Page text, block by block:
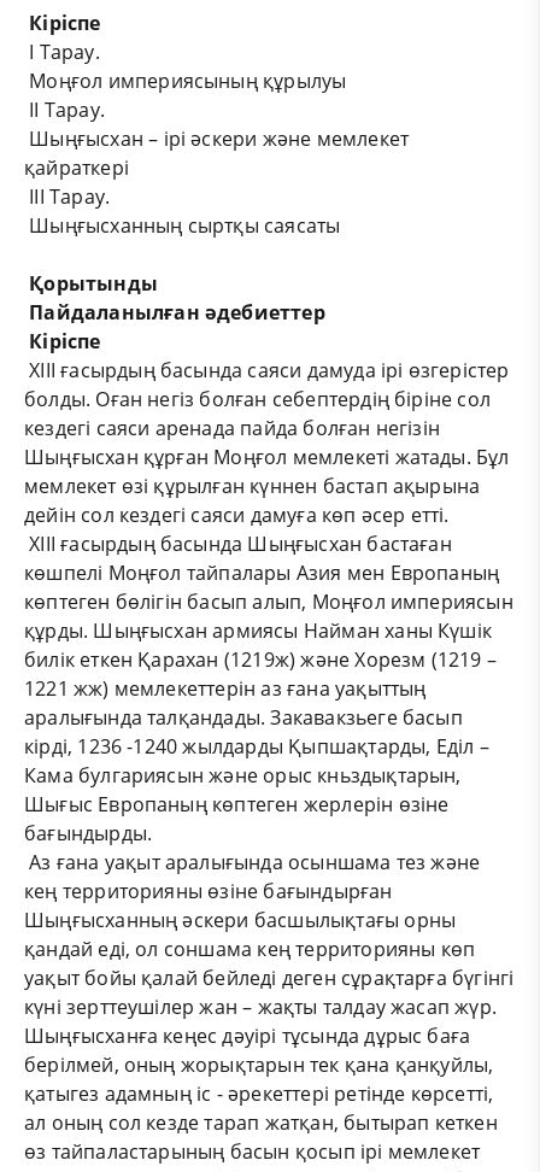
Кіріспе
І Тарау.
Моңғол империясының құрылуы
ІІ Тарау.
Шыңғысхан – ірі әскери және мемлекет
қайраткері
ІІІ Тарау.
Шыңғысханның сыртқы саясаты
Қорытынды
Пайдаланылған әдебиеттер
Кіріспе
ХІІІ ғасырдың басында саяси дамуда ірі өзгерістер
болды. Оған негіз болған себептердің біріне сол
кездегі саяси аренада пайда болған негізін
Шыңғысхан құрған Моңғол мемлекеті жатады. Бұл
мемлекет өзі құрылған күннен бастап ақырына
дейін сол кездегі саяси дамуға көп әсер етті.
ХІІІ ғасырдың басында Шыңғысхан бастаған
көшпелі Моңғол тайпалары Азия мен Европаның
көптеген бөлігін басып алып, Моңғол империясын
құрды. Шыңғысхан армиясы Найман ханы Күшік
билік еткен Қарахан (1219ж) және Хорезм (1219 –
1221 жж) мемлекеттерін аз ғана уақыттың
аралығында талқандады. Закавакзьеге басып
кірді, 1236 -1240 жылдарды Қыпшақтарды, Еділ –
Кама булгариясын және орыс кньздықтарын,
Шығыс Европаның көптеген жерлерін өзіне
бағындырды.
Аз ғана уақыт аралығында осыншама тез және
кең территорияны өзіне бағындырған
Шыңғысханның әскери басшылықтағы орны
қандай еді, ол соншама кең территорияны көп
уақыт бойы қалай бейледі деген сұрақтарға бүгінгі
күні зерттеушілер жан – жақты талдау жасап жүр.
Шыңғысханға кеңес дәуірі тұсында дұрыс баға
берілмей, оның жорықтарын тек қана қанқуйлы,
қатыгез адамның іс - әрекеттері ретінде көрсетті,
ал оның сол кезде тарап жатқан, бытырап кеткен
өз тайпаластарының басын қосып ірі мемлекет